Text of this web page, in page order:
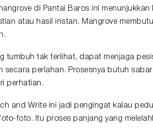
di Pantai Baros ini
atau hasil instan. Mangrove
tumbuh tak terlihat, dapat menjaga
secara perlahan. Prosesnya butuh
perhatian.
and Write ini jadi pengingat kalau
foto. Itu proses panjang yang